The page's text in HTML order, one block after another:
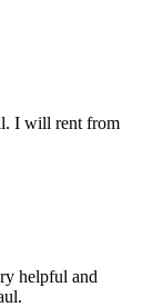
I will rent from
helpful and